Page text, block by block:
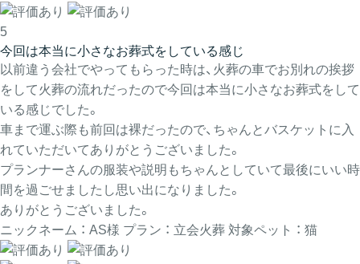
5
今回は本当に小さなお葬式をしている感じ
以前違う会社でやってもらった時は、火葬の車でお別れの挨拶
をして火葬の流れだったので今回は本当に小さなお葬式をして
いる感じでした。
車まで運ぶ際も前回は裸だったので、ちゃんとバスケットに入
れていただいてありがとうございました。
プランナーさんの服装や説明もちゃんとしていて最後にいい時
間を過ごせましたし思い出になりました。
ありがとうございました。
ニックネーム ： AS様 プラン ： 立会火葬 対象ペット ： 猫